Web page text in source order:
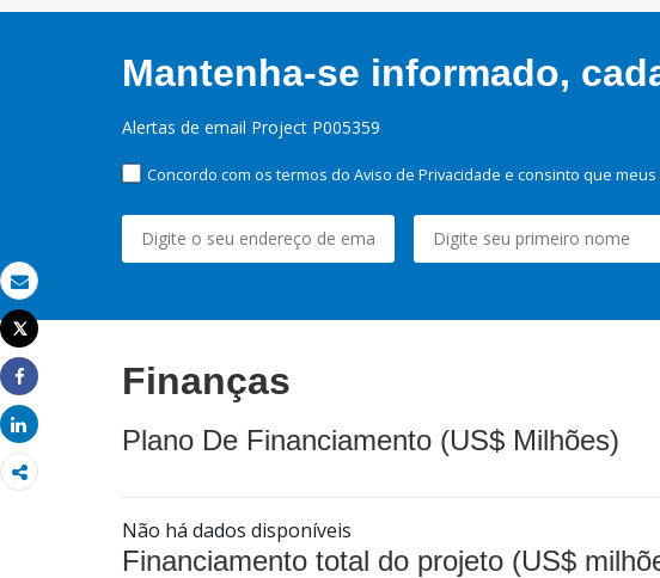
Email
Imprimir
Tweet
Share
Share
Mantenha-se informado,
Alertas de email Project P005359
Concordo com os termos do Aviso de Privacidade e consinto que
Finanças
Plano De Financiamento (US$ Milhões)
Não há dados disponíveis
Financiamento total do projeto (US$